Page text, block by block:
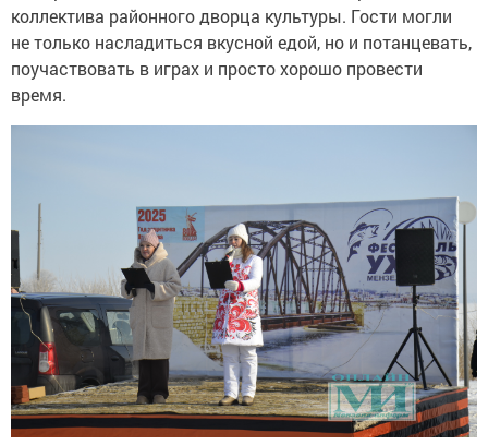
коллектива районного дворца культуры. Гости могли
не только насладиться вкусной едой, но и потанцевать,
поучаствовать в играх и просто хорошо провести
время.